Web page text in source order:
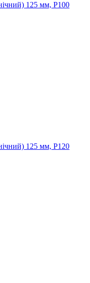
125 мм, P100
125 мм, P120